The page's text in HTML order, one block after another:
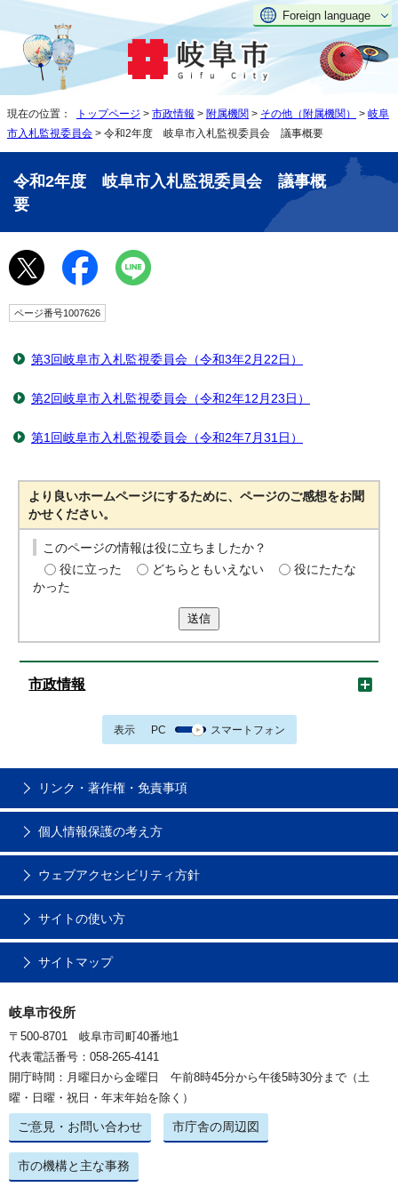
Foreign language
現在の位置： トップページ > 市政情報 > 附属機関 > その他（附属機関） > 岐阜
市入札監視委員会 > 令和2年度 岐阜市入札監視委員会 議事概要
令和2年度 岐阜市入札監視委員会 議事概
要
ページ番号1007626
第3回岐阜市入札監視委員会（令和3年2月22日）
第2回岐阜市入札監視委員会（令和2年12月23日）
第1回岐阜市入札監視委員会（令和2年7月31日）
より良いホームページにするために、ページのご感想をお聞
かせください。
このページの情報は役に立ちましたか？
役に立った
どちらともいえない
役にたたな
かった
送信
市政情報
表示 PC スマートフォン
リンク・著作権・免責事項
個人情報保護の考え方
ウェブアクセシビリティ方針
サイトの使い方
サイトマップ
岐阜市役所
〒500-8701 岐阜市司町40番地1
代表電話番号：058-265-4141
開庁時間：月曜日から金曜日 午前8時45分から午後5時30分まで（土
曜・日曜・祝日・年末年始を除く）
ご意見・お問い合わせ 市庁舎の周辺図
市の機構と主な事務